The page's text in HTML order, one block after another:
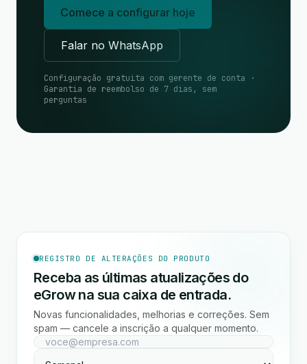
Comece a configurar hoje
Falar no WhatsApp
Configuração gratuita com gerente de conta ·
Garantia de reembolso de 7 dias, sem
perguntas
REGISTRO DE ALTERAÇÕES DO PRODUTO
Receba as últimas atualizações do
eGrow na sua caixa de entrada.
Novas funcionalidades, melhorias e correções. Sem
spam — cancele a inscrição a qualquer momento.